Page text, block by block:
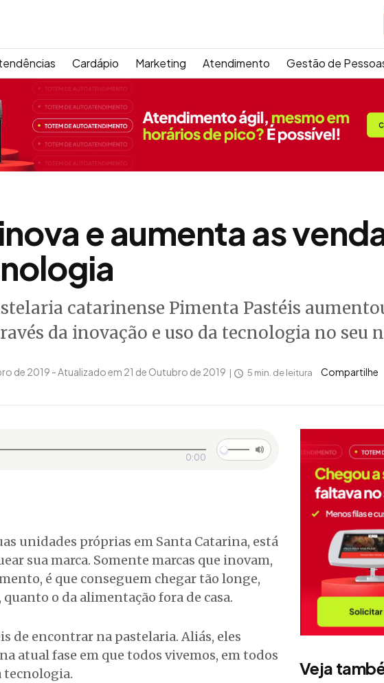
Cardápio Marketing Atendimento Gestão de
e aumenta as
catarinense Pimenta Pastéis
da inovação e uso da tecnologia no seu
de 2019 - Atualizado em 21 de Outubro de 2019 5 min. de leitura Compartilhe
0:00
unidades próprias em Santa Catarina, está
sua marca. Somente marcas que inovam,
é que conseguem chegar tão longe,
o da alimentação fora de casa.
de encontrar na pastelaria. Aliás, eles
atual fase em que todos vivemos, em todos
tecnologia.
Veja